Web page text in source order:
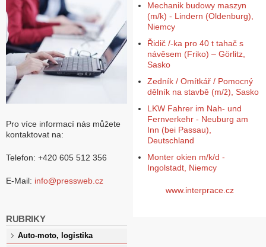
Pro více informací nás můžete
kontaktovat na:
Telefon: +420 605 512 356
E-Mail: info@pressweb.cz
RUBRIKY
Auto-moto, logistika
Mechanik budowy maszyn
(m/k) - Lindern (Oldenburg),
Niemcy
Řidič /-ka pro 40 t tahač s
návěsem (Friko) – Görlitz,
Sasko
Zedník / Omítkář / Pomocný
dělník na stavbě (m/ž), Sasko
LKW Fahrer im Nah- und
Fernverkehr - Neuburg am
Inn (bei Passau),
Deutschland
Monter okien m/k/d -
Ingolstadt, Niemcy
www.interprace.cz